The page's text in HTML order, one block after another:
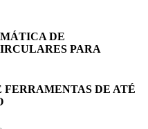
DE
PARA
DE ATÉ